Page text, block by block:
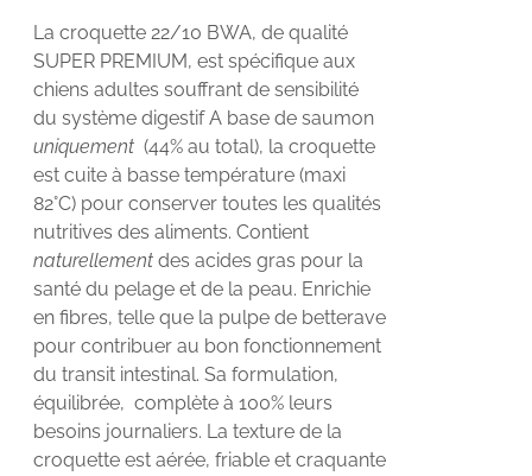
La croquette 22/10 BWA, de qualité
SUPER PREMIUM, est spécifique aux
chiens adultes souffrant de sensibilité
du système digestif A base de saumon
uniquement (44% au total), la croquette
est cuite à basse température (maxi
82°C) pour conserver toutes les qualités
nutritives des aliments. Contient
naturellement des acides gras pour la
santé du pelage et de la peau. Enrichie
en fibres, telle que la pulpe de betterave
pour contribuer au bon fonctionnement
du transit intestinal. Sa formulation,
équilibrée, complète à 100% leurs
besoins journaliers. La texture de la
croquette est aérée, friable et craquante